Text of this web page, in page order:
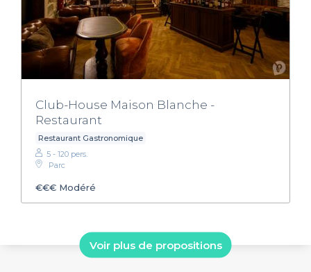
Club-House Maison Blanche -
Restaurant
Restaurant Gastronomique
5 - 120 pers.
Parc
€€€ Modéré
Voir plus de propositions